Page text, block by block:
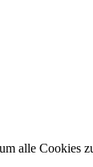
alle Cookies